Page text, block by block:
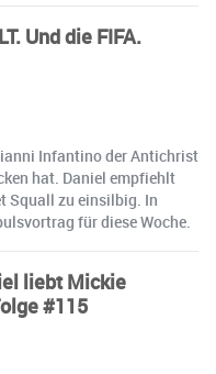
Und die FIFA.
Infantino der Antichrist
hat. Daniel empfiehlt
Squall zu einsilbig. In
für diese Woche.
liebt Mickie
#115